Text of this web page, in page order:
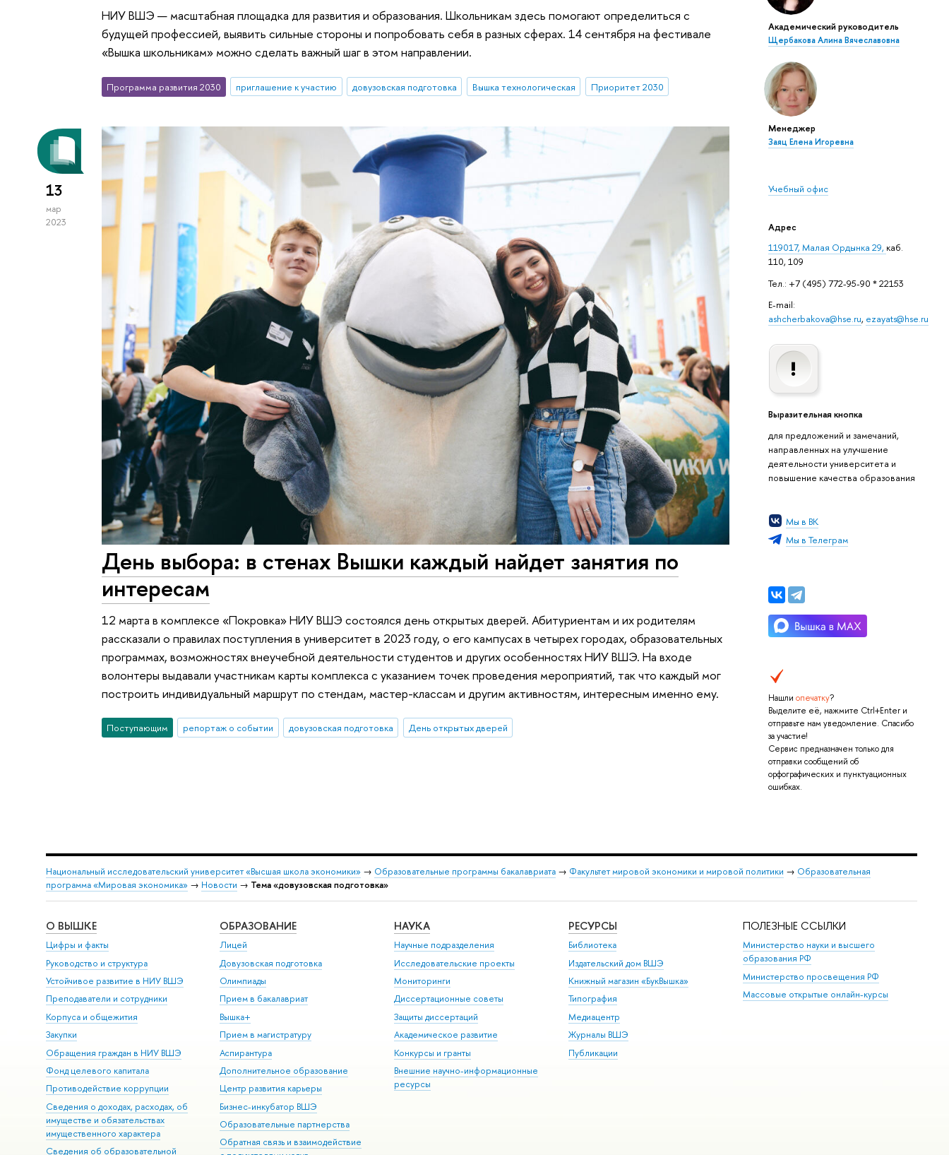
Академический руководитель
Щербакова Алина Вячеславовна
Менеджер
Заяц Елена Игоревна
Учебный офис
Адрес
119017, Малая Ордынка 29, каб.
110, 109
Тел.: +7 (495) 772-95-90 * 22153
E-mail:
ashcherbakova@hse.ru, ezayats@hse.ru
Выразительная кнопка
для предложений и замечаний,
направленных на улучшение
деятельности университета и
повышение качества образования
Мы в ВК
Мы в Телеграм
Нашли опечатку?
Выделите её, нажмите Ctrl+Enter и
отправьте нам уведомление. Спасибо
за участие!
Сервис предназначен только для
отправки сообщений об
орфографических и пунктуационных
ошибках.
НИУ ВШЭ — масштабная площадка для развития и образования. Школьникам здесь помогают определиться с
будущей профессией, выявить сильные стороны и попробовать себя в разных сферах. 14 сентября на фестивале
«Вышка школьникам» можно сделать важный шаг в этом направлении.
Программа развития 2030 приглашение к участию довузовская подготовка Вышка технологическая Приоритет 2030
13
мар
2023
День выбора: в стенах Вышки каждый найдет занятия по
интересам
12 марта в комплексе «Покровка» НИУ ВШЭ состоялся день открытых дверей. Абитуриентам и их родителям
рассказали о правилах поступления в университет в 2023 году, о его кампусах в четырех городах, образовательных
программах, возможностях внеучебной деятельности студентов и других особенностях НИУ ВШЭ. На входе
волонтеры выдавали участникам карты комплекса с указанием точек проведения мероприятий, так что каждый мог
построить индивидуальный маршрут по стендам, мастер-классам и другим активностям, интересным именно ему.
Поступающим репортаж о событии довузовская подготовка День открытых дверей
Национальный исследовательский университет «Высшая школа экономики» → Образовательные программы бакалавриата→ Факультет мировой экономики и мировой политики → Образовательная
программа «Мировая экономика» → Новости → Тема «довузовская подготовка»
О ВЫШКЕ
Цифры и факты
Руководство и структура
Устойчивое развитие в НИУ ВШЭ
Преподаватели и сотрудники
Корпуса и общежития
Закупки
Обращения граждан в НИУ ВШЭ
Фонд целевого капитала
Противодействие коррупции
Сведения о доходах, расходах, об
имуществе и обязательствах
имущественного характера
Сведения об образовательной
ОБРАЗОВАНИЕ
Лицей
Довузовская подготовка
Олимпиады
Прием в бакалавриат
Вышка+
Прием в магистратуру
Аспирантура
Дополнительное образование
Центр развития карьеры
Бизнес-инкубатор ВШЭ
Образовательные партнерства
Обратная связь и взаимодействие
НАУКА
Научные подразделения
Исследовательские проекты
Мониторинги
Диссертационные советы
Защиты диссертаций
Академическое развитие
Конкурсы и гранты
Внешние научно-информационные
ресурсы
РЕСУРСЫ
Библиотека
Издательский дом ВШЭ
Книжный магазин «БукВышка»
Типография
Медиацентр
Журналы ВШЭ
Публикации
ПОЛЕЗНЫЕ ССЫЛКИ
Министерство науки и высшего
образования РФ
Министерство просвещения РФ
Массовые открытые онлайн-курсы